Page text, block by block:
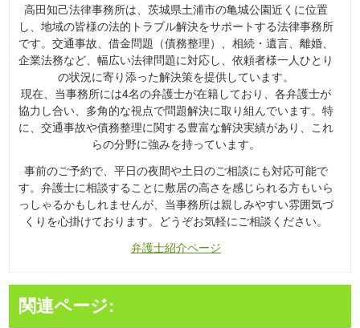
高田知己法律事務所は、茨城県土浦市の亀城公園近くに位置
し、地域の皆様の法的トラブル解決をサポートする法律事務所
です。交通事故、借金問題（債務整理）、相続・遺言、離婚、
企業法務など、幅広い法律問題に対応し、依頼者様一人ひとり
の状況に寄り添った解決策を提供しています。
現在、当事務所には4名の弁護士が在籍しており、各弁護士が
協力し合い、多角的な視点で問題解決に取り組んでいます。特
に、交通事故や債務整理に関する豊富な解決実績があり、これ
らの分野に強みを持っています。
事前のご予約で、平日の夜間や土日のご相談にも対応可能で
す。弁護士に相談することに敷居の高さを感じられる方もいら
っしゃるかもしれませんが、当事務所は親しみやすい雰囲気づ
くりを心掛けております。どうぞお気軽にご相談ください。
弁護士紹介ページ
関連ページ: